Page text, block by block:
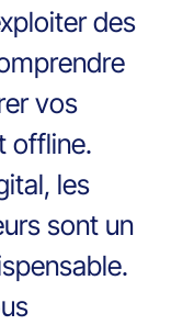
des
vos
offline.
les
sont un